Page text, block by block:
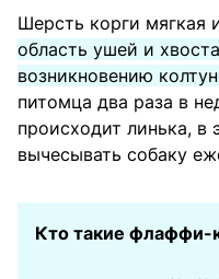
Шерсть корги мягкая
область ушей и
возникновению
питомца два раза в
происходит линька, в
вычесывать собаку
Кто такие флаффи-